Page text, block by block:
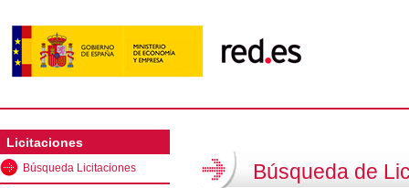
Licitaciones
Búsqueda Licitaciones Búsqueda de